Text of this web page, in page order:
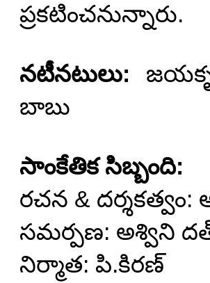
ప్రకటించనున్నారు.
నటీనటులు:
బాబు
సాంకేతిక సిబ్బంది:
రచన &
సమర్పణ: అశ్విని
నిర్మాత: పి.కిరణ్